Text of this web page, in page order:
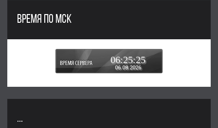
ВРЕМЯ ПО МСК
06:25:25
06.08.2026
...